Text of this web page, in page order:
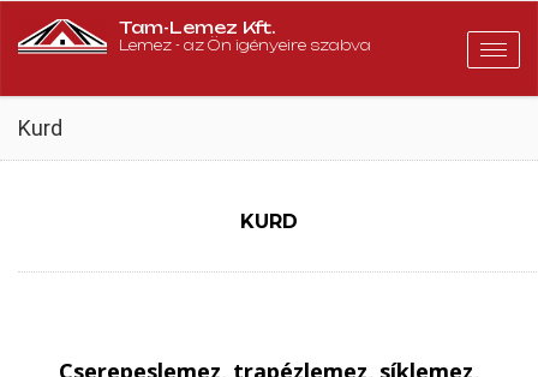
Tam-Lemez Kft.
Lemez - az Ön igényeire szabva
Kurd
KURD
Cserepeslemez, trapézlemez, síklemez,